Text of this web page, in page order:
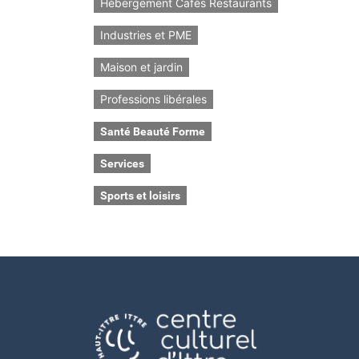
Hébergement Cafés Restaurants
Industries et PME
Maison et jardin
Professions libérales
Santé Beauté Forme
Services
Sports et loisirs